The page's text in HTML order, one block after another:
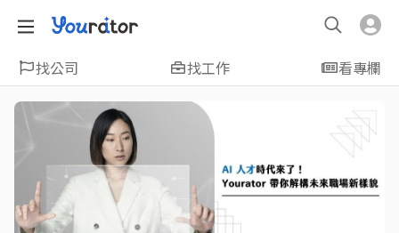
找公司 找工作 看專欄